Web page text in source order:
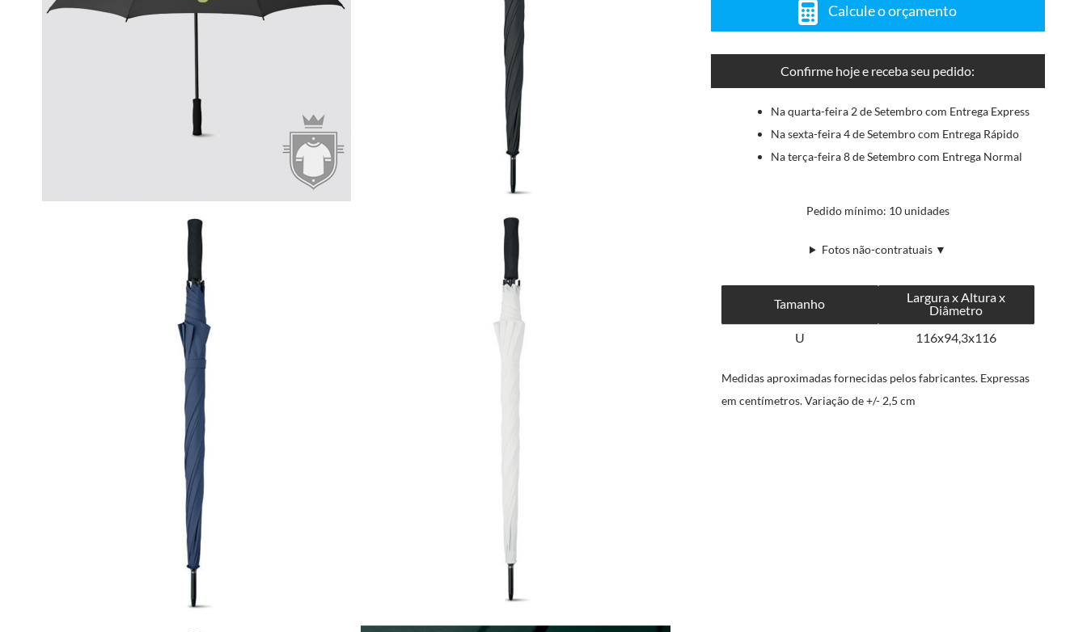
Calcule o orçamento
Confirme hoje e receba seu pedido:
Na quarta-feira 2 de Setembro com Entrega Express
Na sexta-feira 4 de Setembro com Entrega Rápido
Na terça-feira 8 de Setembro com Entrega Normal
Pedido mínimo: 10 unidades
Fotos não-contratuais ▼
Tamanho
Largura x Altura x
Diâmetro
U
116x94,3x116
Medidas aproximadas fornecidas pelos fabricantes. Expressas
em centímetros. Variação de +/- 2,5 cm